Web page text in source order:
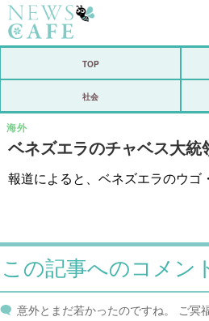
芸能
恋愛
TOP
社会
ベネズエラのチャベス大統
海外
報道によると、ベネズエラのウゴ